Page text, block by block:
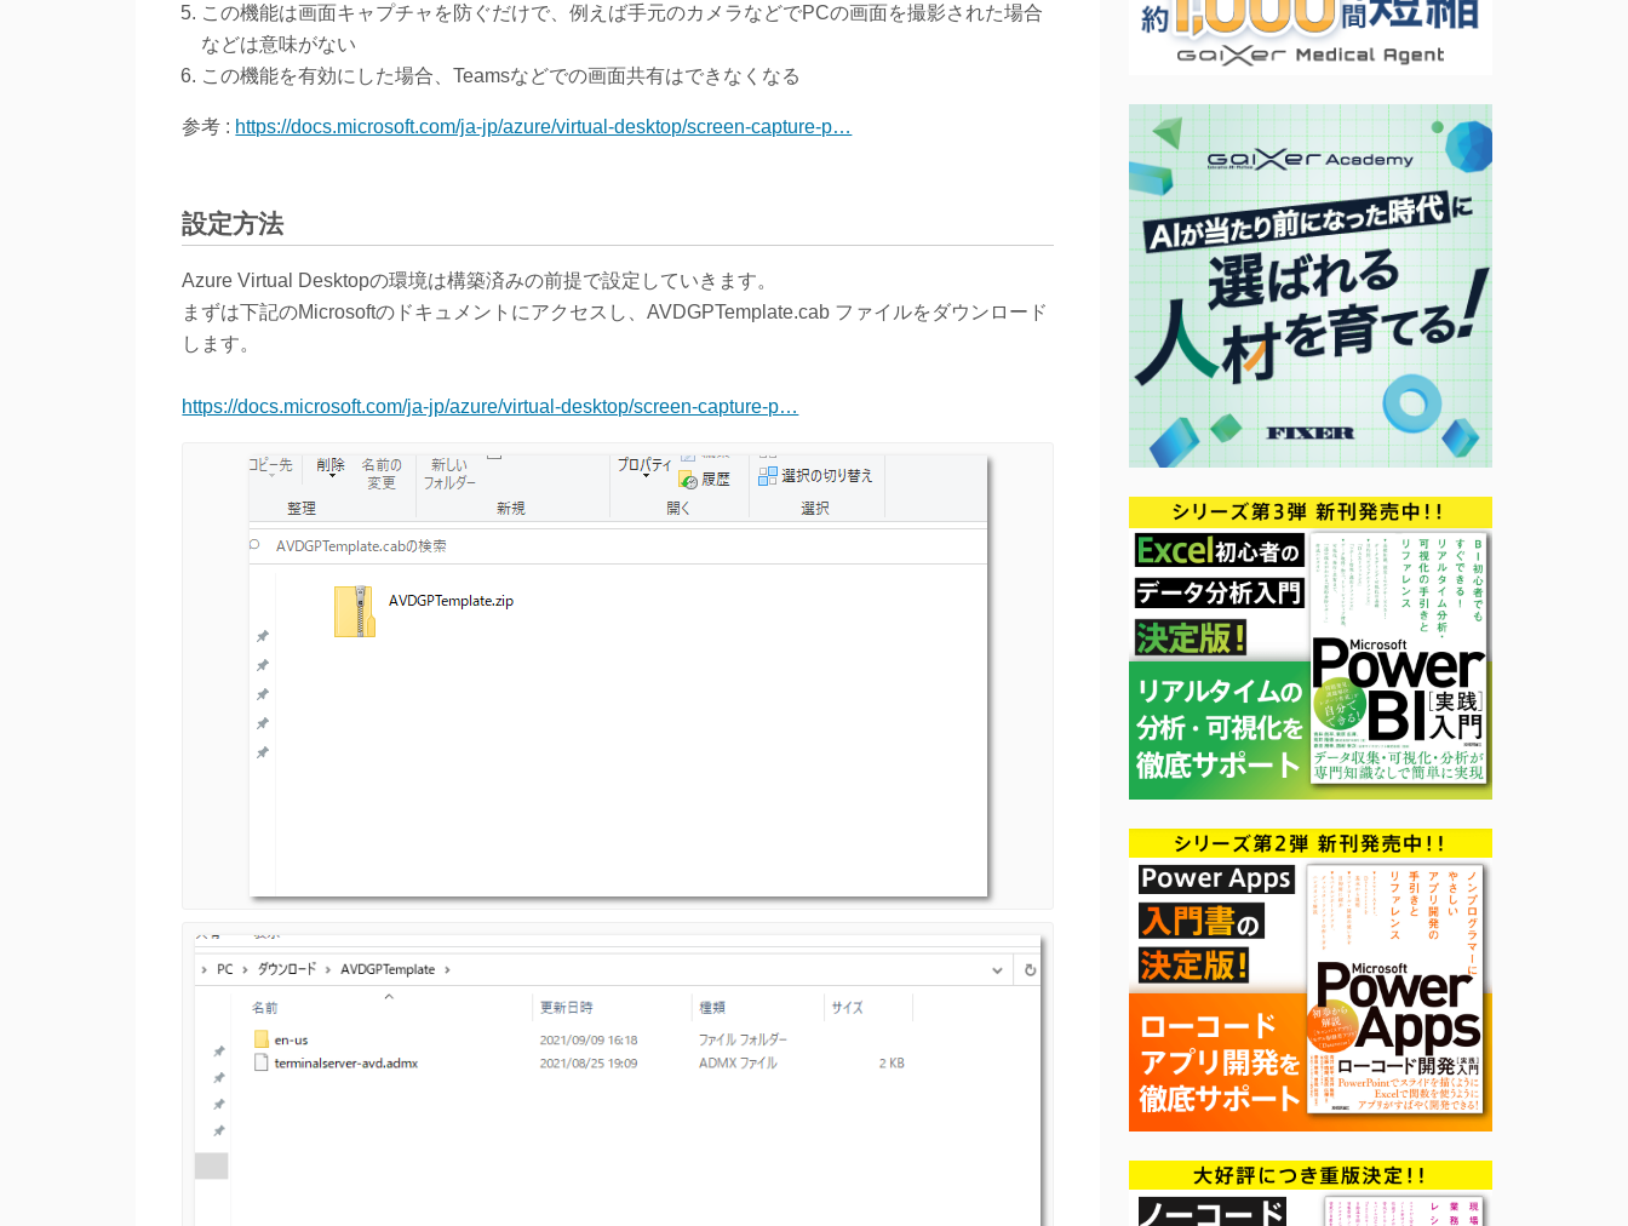
この機能は画面キャプチャを防ぐだけで、例えば手元のカメラなどでPCの画面を撮影された場合
などは意味がない
この機能を有効にした場合、Teamsなどでの画面共有はできなくなる
参考 : https://docs.microsoft.com/ja-jp/azure/virtual-desktop/screen-capture-p…
設定方法
Azure Virtual Desktopの環境は構築済みの前提で設定していきます。
まずは下記のMicrosoftのドキュメントにアクセスし、AVDGPTemplate.cab ファイルをダウンロード
します。
https://docs.microsoft.com/ja-jp/azure/virtual-desktop/screen-capture-p…